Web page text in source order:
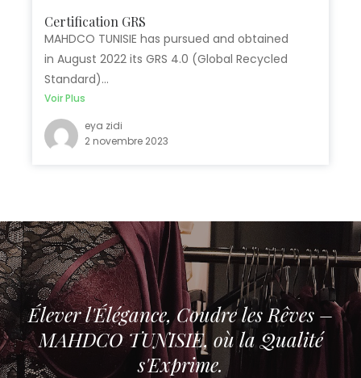
Certification GRS
MAHDCO TUNISIE has pursued and obtained
in August 2022 its GRS 4.0 (Global Recycled
Standard)...
Voir Plus
eya zidi
2 novembre 2023
Élever l'Élégance, Coudre les Rêves –
MAHDCO TUNISIE, où la Qualité
s'Exprime.